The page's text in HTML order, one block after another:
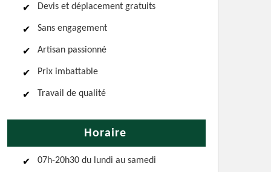
Devis et déplacement gratuits
Sans engagement
Artisan passionné
Prix imbattable
Travail de qualité
Horaire
07h-20h30 du lundi au samedi